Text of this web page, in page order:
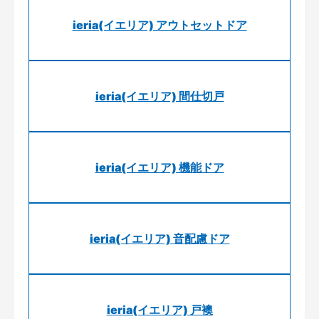
ieria(イエリア) アウトセットドア
ieria(イエリア) 間仕切戸
ieria(イエリア) 機能ドア
ieria(イエリア) 音配慮ドア
ieria(イエリア) 戸襖